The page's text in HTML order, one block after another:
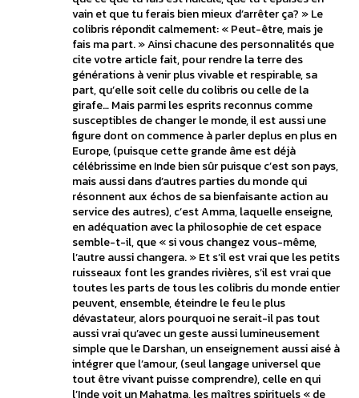
vain et que tu ferais bien mieux d’arrêter ça? » Le
colibris répondit calmement: « Peut-être, mais je
fais ma part. » Ainsi chacune des personnalités que
cite votre article fait, pour rendre la terre des
générations à venir plus vivable et respirable, sa
part, qu’elle soit celle du colibris ou celle de la
girafe… Mais parmi les esprits reconnus comme
susceptibles de changer le monde, il est aussi une
figure dont on commence à parler deplus en plus en
Europe, (puisque cette grande âme est déjà
célébrissime en Inde bien sûr puisque c’est son pays,
mais aussi dans d’autres parties du monde qui
résonnent aux échos de sa bienfaisante action au
service des autres), c’est Amma, laquelle enseigne,
en adéquation avec la philosophie de cet espace
semble-t-il, que « si vous changez vous-même,
l’autre aussi changera. » Et s’il est vrai que les petits
ruisseaux font les grandes rivières, s’il est vrai que
toutes les parts de tous les colibris du monde entier
peuvent, ensemble, éteindre le feu le plus
dévastateur, alors pourquoi ne serait-il pas tout
aussi vrai qu’avec un geste aussi lumineusement
simple que le Darshan, un enseignement aussi aisé à
intégrer que l’amour, (seul langage universel que
tout être vivant puisse comprendre), celle en qui
l’Inde voit un Mahatma, les maîtres spirituels « de